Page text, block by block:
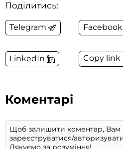
Поділитись:
Telegram Facebook
LinkedIn Copy link
Коментарі